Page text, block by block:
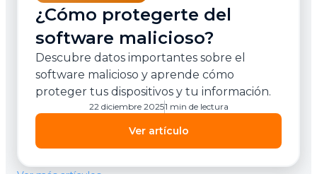
¿Cómo protegerte del
software malicioso?
Descubre datos importantes sobre el
software malicioso y aprende cómo
proteger tus dispositivos y tu información.
Ver artículo
22 diciembre 20251 min de lectura